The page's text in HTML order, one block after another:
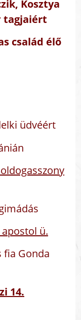
Kosztya
tagjaiért
család élő
üdvéért
apostol ü.
Gonda
14.